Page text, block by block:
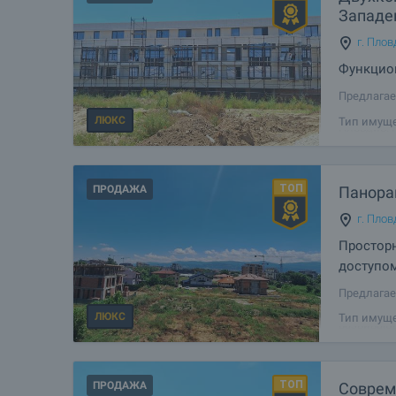
ЛЮКС
г.
Пловдив.
Тип
ПРОДАЖА
ЛЮКС
г.
Тип
ПРОДАЖА